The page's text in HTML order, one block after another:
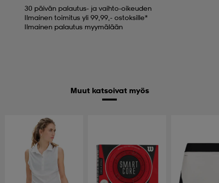
30 päivän palautus- ja vaihto-oikeuden
Ilmainen toimitus yli 99,99,- ostoksille*
Ilmainen palautus myymälään
Muut katsoivat myös